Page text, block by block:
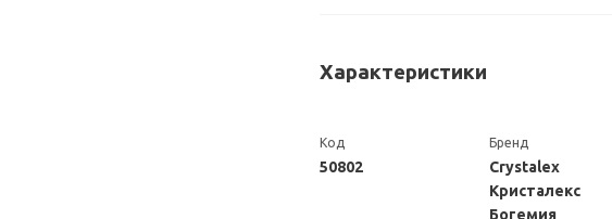
Характеристики
Код
50802
Бренд
Crystalex
Кристалекс
Богемия